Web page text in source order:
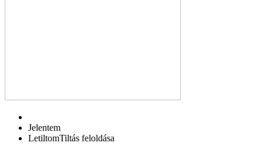
Jelentem
LetiltomTiltás feloldása